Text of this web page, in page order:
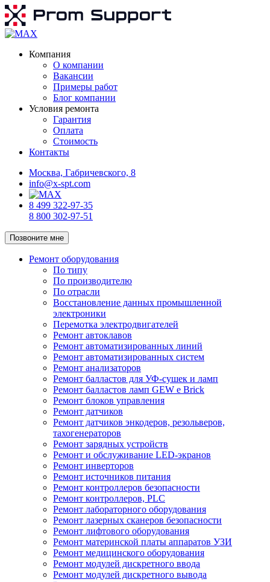
Компания
О компании
Вакансии
Примеры работ
Блог компании
Условия ремонта
Гарантия
Оплата
Стоимость
Контакты
Москва, Габричевского, 8
info@x-spt.com
8 499 322-97-35
8 800 302-97-51
Позвоните мне
Ремонт оборудования
По типу
По производителю
По отрасли
Восстановление данных промышленной
электроники
Перемотка электродвигателей
Ремонт автоклавов
Ремонт автоматизированных линий
Ремонт автоматизированных систем
Ремонт анализаторов
Ремонт балластов для УФ-сушек и ламп
Ремонт балластов ламп GEW e Brick
Ремонт блоков управления
Ремонт датчиков
Ремонт датчиков энкодеров, резольверов,
тахогенераторов
Ремонт зарядных устройств
Ремонт и обслуживание LED-экранов
Ремонт инверторов
Ремонт источников питания
Ремонт контроллеров безопасности
Ремонт контроллеров, PLC
Ремонт лабораторного оборудования
Ремонт лазерных сканеров безопасности
Ремонт лифтового оборудования
Ремонт материнской платы аппаратов УЗИ
Ремонт медицинского оборудования
Ремонт модулей дискретного ввода
Ремонт модулей дискретного вывода